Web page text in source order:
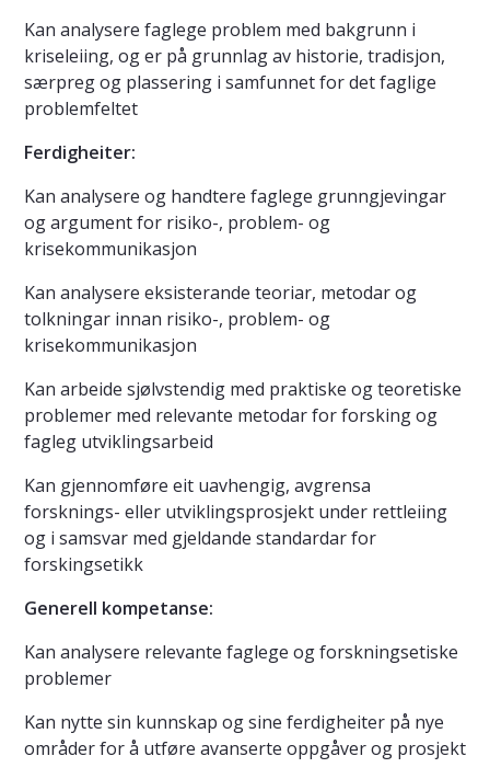
Kan analysere faglege problem med bakgrunn i
kriseleiing, og er på grunnlag av historie, tradisjon,
særpreg og plassering i samfunnet for det faglige
problemfeltet
Ferdigheiter:
Kan analysere og handtere faglege grunngjevingar
og argument for risiko-, problem- og
krisekommunikasjon
Kan analysere eksisterande teoriar, metodar og
tolkningar innan risiko-, problem- og
krisekommunikasjon
Kan arbeide sjølvstendig med praktiske og teoretiske
problemer med relevante metodar for forsking og
fagleg utviklingsarbeid
Kan gjennomføre eit uavhengig, avgrensa
forsknings- eller utviklingsprosjekt under rettleiing
og i samsvar med gjeldande standardar for
forskingsetikk
Generell kompetanse:
Kan analysere relevante faglege og forskningsetiske
problemer
Kan nytte sin kunnskap og sine ferdigheiter på nye
områder for å utføre avanserte oppgåver og prosjekt